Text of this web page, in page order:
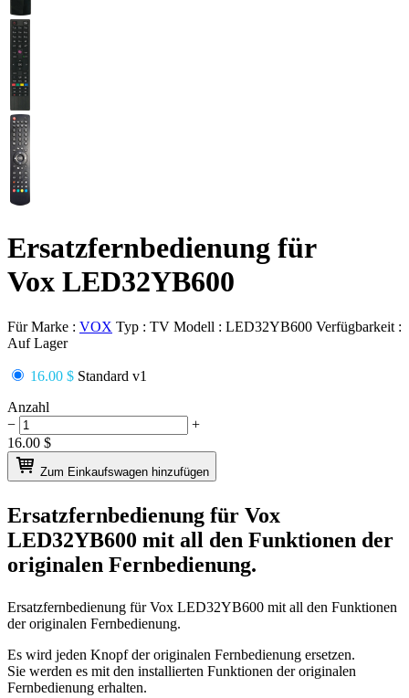
Ersatzfernbedienung für
Vox LED32YB600
Für Marke : VOX Typ : TV Modell : LED32YB600 Verfügbarkeit :
Auf Lager
16.00 $ Standard v1
Anzahl
−
+
16.00 $
Zum Einkaufswagen hinzufügen
Ersatzfernbedienung für Vox
LED32YB600 mit all den Funktionen der
originalen Fernbedienung.
Ersatzfernbedienung fürVox LED32YB600 mit all den Funktionen
der originalen Fernbedienung.
Es wird jeden Knopf der originalen Fernbedienung ersetzen.
Sie werden es mit den installierten Funktionen der originalen
Fernbedienung erhalten.